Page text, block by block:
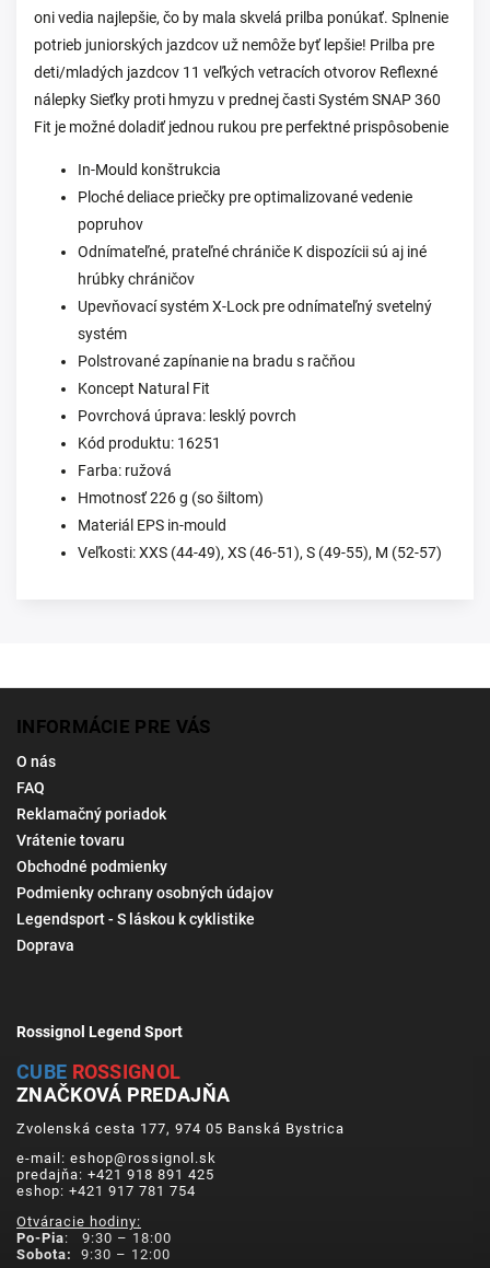
oni vedia najlepšie, čo by mala skvelá prilba ponúkať. Splnenie
potrieb juniorských jazdcov už nemôže byť lepšie! Prilba pre
deti/mladých jazdcov 11 veľkých vetracích otvorov Reflexné
nálepky Sieťky proti hmyzu v prednej časti Systém SNAP 360
Fit je možné doladiť jednou rukou pre perfektné prispôsobenie
In-Mould konštrukcia
Ploché deliace priečky pre optimalizované vedenie
popruhov
Odnímateľné, prateľné chrániče K dispozícii sú aj iné
hrúbky chráničov
Upevňovací systém X-Lock pre odnímateľný svetelný
systém
Polstrované zapínanie na bradu s račňou
Koncept Natural Fit
Povrchová úprava: lesklý povrch
Kód produktu: 16251
Farba: ružová
Hmotnosť 226 g (so šiltom)
Materiál EPS in-mould
Veľkosti: XXS (44-49), XS (46-51), S (49-55), M (52-57)
INFORMÁCIE PRE VÁS
O nás
FAQ
Reklamačný poriadok
Vrátenie tovaru
Obchodné podmienky
Podmienky ochrany osobných údajov
Legendsport - S láskou k cyklistike
Doprava
Rossignol Legend Sport
CUBE ROSSIGNOL
ZNAČKOVÁ PREDAJŇA
Zvolenská cesta 177, 974 05 Banská Bystrica
e-mail: eshop@rossignol.sk
predajňa: +421 918 891 425
eshop: +421 917 781 754
Otváracie hodiny:
Po-Pia: 9:30 – 18:00
Sobota:
9:30 – 12:00